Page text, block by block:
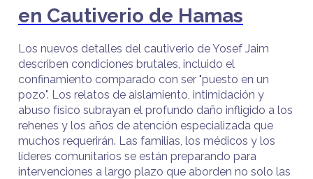
en Cautiverio de Hamas
Los nuevos detalles del cautiverio de Yosef Jaim
describen condiciones brutales, incluido el
confinamiento comparado con ser "puesto en un
pozo". Los relatos de aislamiento, intimidación y
abuso físico subrayan el profundo daño infligido a los
rehenes y los años de atención especializada que
muchos requerirán. Las familias, los médicos y los
líderes comunitarios se están preparando para
intervenciones a largo plazo que aborden no solo las